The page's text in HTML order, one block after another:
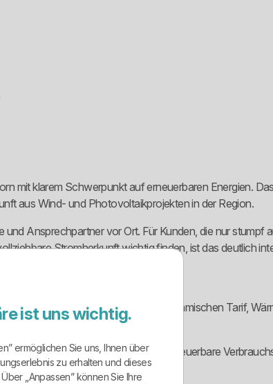
mit klarem Schwerpunkt auf erneuerbaren Energien.
aus Wind- und Photovoltaikprojekten in der Region.
Ansprechpartner vor Ort. Für Kunden, die nur stumpf
Stromherkunft wichtig finden, ist das deutlich
für Haushalte, einen dynamischen Tarif,
Wer Wärmepumpe, Wallbox oder steuerbare
ist uns wichtig.
ermöglichen Sie uns, Ihnen über
zu erhalten und dieses
„Anpassen” können Sie Ihre